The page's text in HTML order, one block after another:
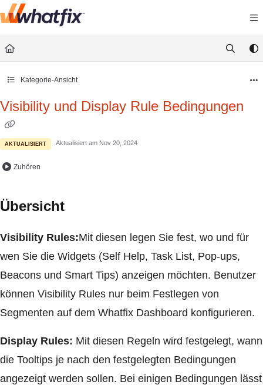
Documentation Index
Fetch the complete documentation index at:
https://
Kategorie-Ansicht
Visibility und Display Rule Bedingungen
AKTUALISIERT Aktualisiert am Nov 20, 2024
Zuhören
Übersicht
Visibility Rules:Mit diesen legen Sie fest, wo und für
wen Sie die Widgets (Self Help, Task List, Pop-ups,
Beacons und Smart Tips) anzeigen möchten. Benutzer
können Visibility Rules nur beim Festlegen von
Segmenten auf dem Whatfix Dashboard konfigurieren.
Display Rules: Mit diesen Regeln wird festgelegt, wann
die Tooltips je nach den festgelegten Bedingungen
angezeigt werden sollen. Bei einigen Bedingungen lässt